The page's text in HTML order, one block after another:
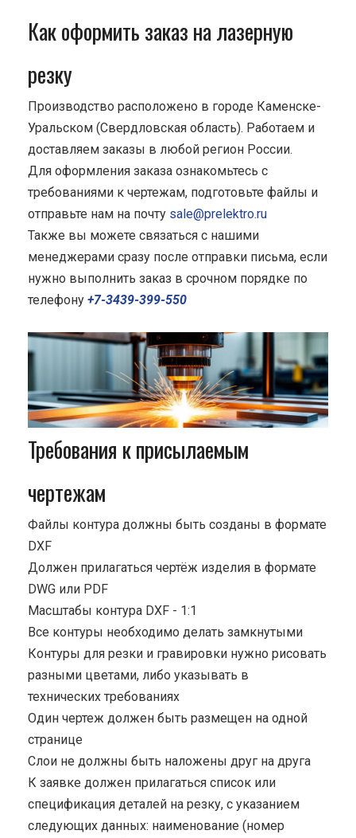
Как оформить заказ на лазерную
резку
Производство расположено в городе Каменске-
Уральском (Свердловская область). Работаем и
доставляем заказы в любой регион России.
Для оформления заказа ознакомьтесь с
требованиями к чертежам, подготовьте файлы и
отправьте нам на почту sale@prelektro.ru
Также вы можете связаться с нашими
менеджерами сразу после отправки письма, если
нужно выполнить заказ в срочном порядке по
телефону +7-3439-399-550
Требования к присылаемым
чертежам
Файлы контура должны быть созданы в формате
DXF
Должен прилагаться чертёж изделия в формате
DWG или PDF
Масштабы контура DXF - 1:1
Все контуры необходимо делать замкнутыми
Контуры для резки и гравировки нужно рисовать
разными цветами, либо указывать в
технических требованиях
Один чертеж должен быть размещен на одной
странице
Cлои не должны быть наложены друг на друга
К заявке должен прилагаться список или
спецификация деталей на резку, с указанием
следующих данных: наименование (номер